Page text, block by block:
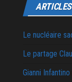
Le nucléaire
Le partage
Gianni